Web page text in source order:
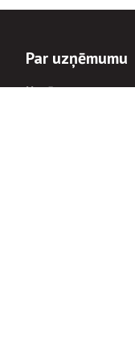
Par uzņēmumu
Uzņēmums